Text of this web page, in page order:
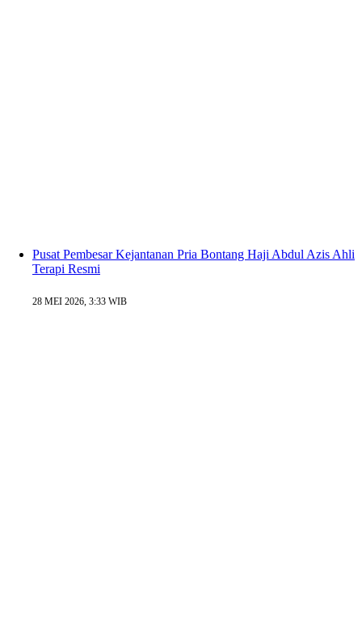
Pusat Pembesar Kejantanan Pria Bontang Haji Abdul Azis Ahli
Terapi Resmi
28 MEI 2026, 3:33 WIB